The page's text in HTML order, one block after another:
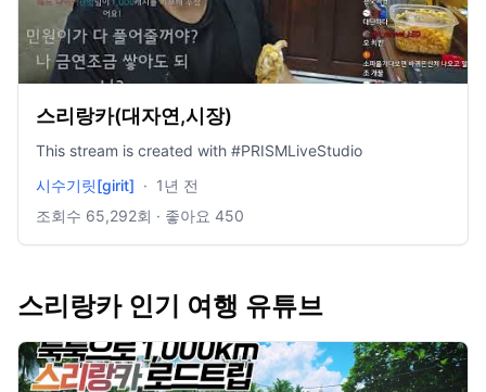
스리랑카(대자연,시장)
This stream is created with #PRISMLiveStudio
시수기릿[girit] · 1년 전
조회수 65,292회 · 좋아요 450
스리랑카 인기 여행 유튜브